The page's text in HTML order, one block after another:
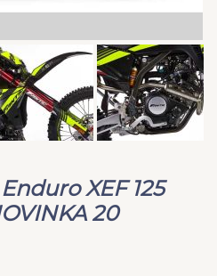
XEF 125
20